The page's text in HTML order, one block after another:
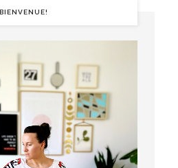
BIENVENUE!